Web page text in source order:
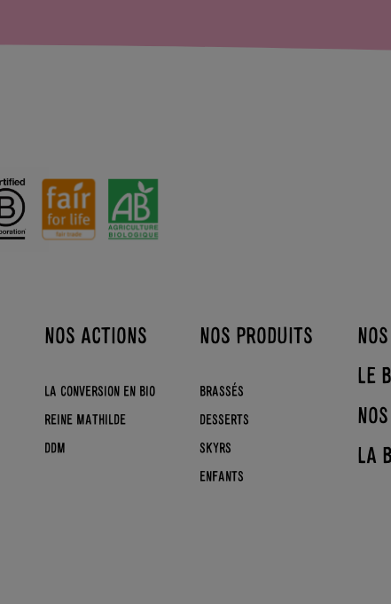
NOS ACTIONS
LA CONVERSION EN BIO
REINE MATHILDE
DDM
NOS PRODUITS
BRASSÉS
DESSERTS
SKYRS
ENFANTS
LE
LA